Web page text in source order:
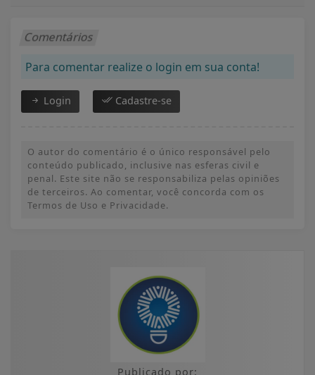
Comentários
Para comentar realize o login em sua conta!
Login Cadastre-se
O autor do comentário é o único responsável pelo
conteúdo publicado, inclusive nas esferas civil e
penal. Este site não se responsabiliza pelas opiniões
de terceiros. Ao comentar, você concorda com os
Termos de Uso e Privacidade.
Publicado por: